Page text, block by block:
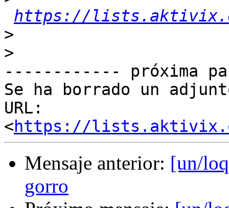
https://
>
>
------------ próxima
Se ha borrado un
URL:
<https://
Mensaje anterior: [un/
gorro